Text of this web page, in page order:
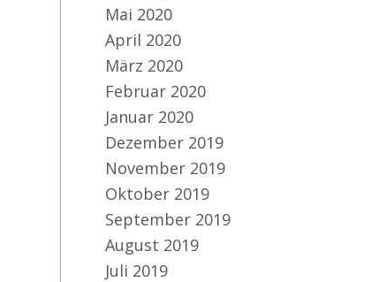
Mai 2020
April 2020
März 2020
Februar 2020
Januar 2020
Dezember 2019
November 2019
Oktober 2019
September 2019
August 2019
Juli 2019